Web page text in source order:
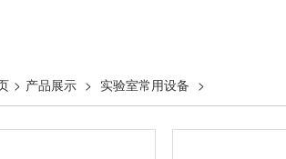
> 产品展示 > 实验室常用设备 >